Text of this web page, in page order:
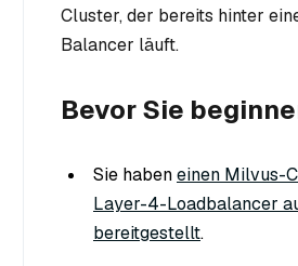
Cluster, der bereits hinter
Balancer läuft.
Bevor Sie
Sie habeneinen Milvus-
Layer-4-Loadbalancer
bereitgestellt.